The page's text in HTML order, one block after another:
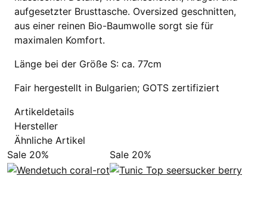
aufgesetzter Brusttasche. Oversized geschnitten,
aus einer reinen Bio-Baumwolle sorgt sie für
maximalen Komfort.
Länge bei der Größe S: ca. 77cm
Fair hergestellt in Bulgarien; GOTS zertifiziert
Artikeldetails
Hersteller
Ähnliche Artikel
Sale 20%
Sale 20%